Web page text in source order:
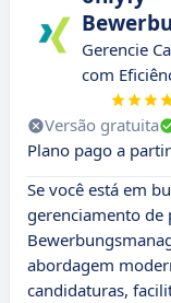
Gerencie
com
Versão gratuita
Plano pago a
Se você está em
gerenciamento de
abordagem
candidaturas,